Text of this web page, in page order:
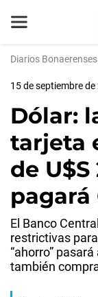
Diarios Bonaerenses
15 de septiembre
Dólar:
tarjeta
de
pagará
El Banco
restrictivas
“ahorro”
también